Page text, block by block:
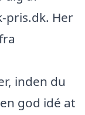
pris.dk. Her
inden du
god idé at